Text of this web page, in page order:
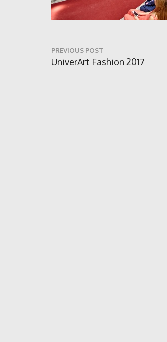
Navigare
în
articole
PREVIOUS POST
Previous
Post:
UniverArt Fashion 2017